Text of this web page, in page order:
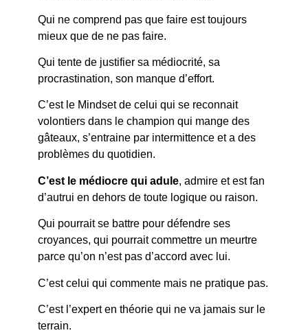
Qui ne comprend pas que faire est toujours
mieux que de ne pas faire.
Qui tente de justifier sa médiocrité, sa
procrastination, son manque d’effort.
C’est le Mindset de celui qui se reconnait
volontiers dans le champion qui mange des
gâteaux, s’entraine par intermittence et a des
problèmes du quotidien.
C’est le médiocre qui adule, admire et est fan
d’autrui en dehors de toute logique ou raison.
Qui pourrait se battre pour défendre ses
croyances, qui pourrait commettre un meurtre
parce qu’on n’est pas d’accord avec lui.
C’est celui qui commente mais ne pratique pas.
C’est l’expert en théorie qui ne va jamais sur le
terrain.